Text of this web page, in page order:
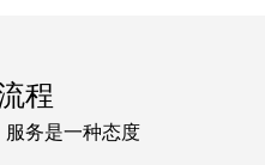
程
务是一种态度